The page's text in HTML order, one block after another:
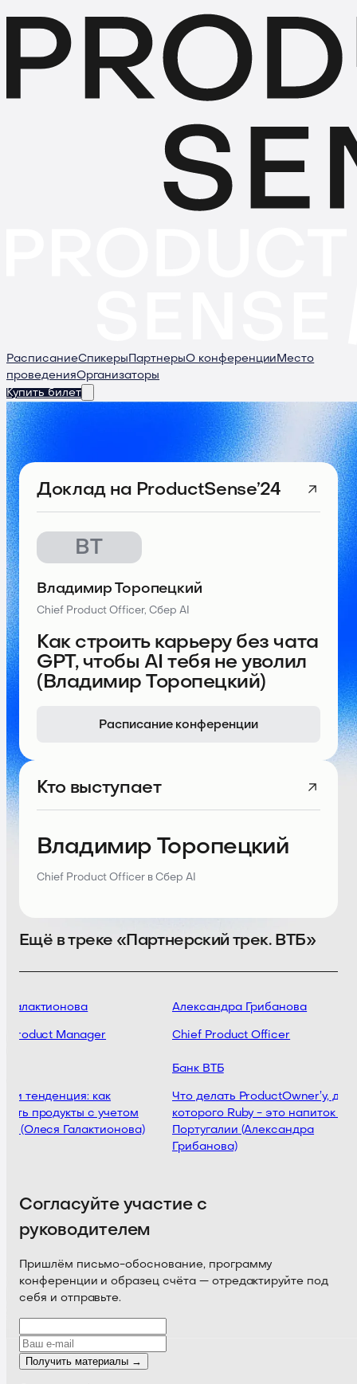
РасписаниеСпикеры ПартнерыО конференции Место
проведенияОрганизаторы
Купить билет
Доклад на ProductSense’24
ВТ
Как строить карьеру без чата
GPT, чтобы AI тебя не уволил
(Владимир Торопецкий)
Владимир Торопецкий
Chief Product Officer, Сбер AI
Расписание конференции
Кто выступает
Владимир Торопецкий
Chief Product Officer в Сбер AI
Ещё в треке «Партнерский трек. ВТБ»
Галактионова
Product Manager
тенденция: как
продукты с учетом
(Олеся Галактионова)
Александра Грибанова
Chief Product Officer
Банк ВТБ
Что делать ProductOwner’у, для
которого Ruby - это напиток из
Португалии (Александра
Грибанова)
Согласуйте участие с
руководителем
Пришлём письмо-обоснование, программу
конференции и образец счёта — отредактируйте под
себя и отправьте.
Получить материалы →